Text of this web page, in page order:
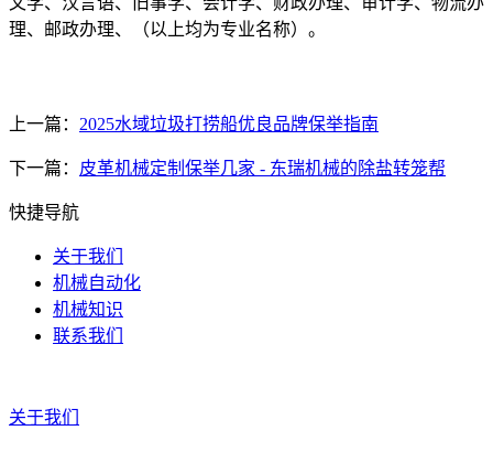
理、邮政办理、（以上均为专业名称）。
上一篇： 2025水域垃圾打捞船优良品牌保举指南
下一篇： 皮革机械定制保举几家 - 东瑞机械的除盐转笼帮
快捷导航
关于我们
机械自动化
机械知识
联系我们
关于我们